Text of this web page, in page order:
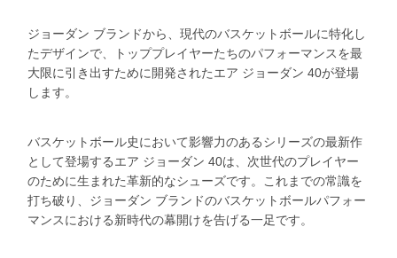
ジョーダン ブランドから、現代のバスケットボールに特化し
たデザインで、トッププレイヤーたちのパフォーマンスを最
大限に引き出すために開発されたエア ジョーダン 40が登場
します。
バスケットボール史において影響力のあるシリーズの最新作
として登場するエア ジョーダン 40は、次世代のプレイヤー
のために生まれた革新的なシューズです。これまでの常識を
打ち破り、ジョーダン ブランドのバスケットボールパフォー
マンスにおける新時代の幕開けを告げる一足です。